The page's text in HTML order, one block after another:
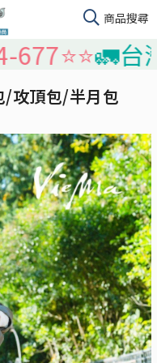
🚛台灣本島
攻頂包/半月包